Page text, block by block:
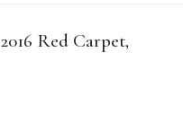
Red Carpet,